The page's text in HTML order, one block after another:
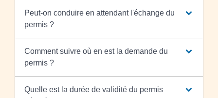
Peut-on conduire en attendant l'échange du
permis ?
Comment suivre où en est la demande du
permis ?
Quelle est la durée de validité du permis